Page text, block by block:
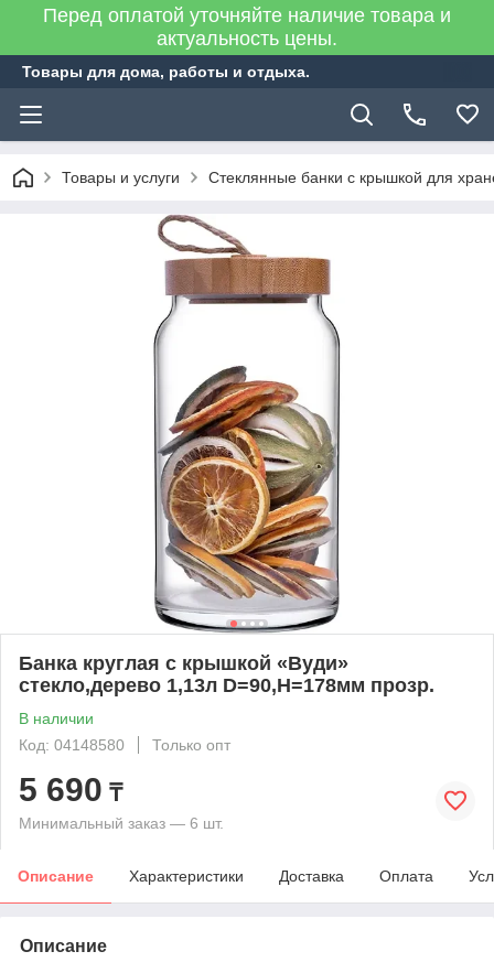
Перед оплатой уточняйте наличие товара и
актуальность цены.
Товары для дома, работы и отдыха.
Товары и услуги Стеклянные банки с крышкой для
Банка круглая с крышкой «Вуди»
стекло,дерево 1,13л D=90,H=178мм прозр.
В наличии
Код: 04148580
Только опт
5 690 ₸
Минимальный заказ — 6 шт.
Описание Характеристики Доставка Оплата
Описание